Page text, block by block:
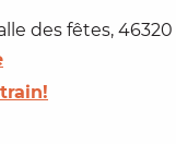
des fêtes,
favoris